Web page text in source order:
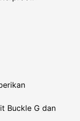
Buckle G dan